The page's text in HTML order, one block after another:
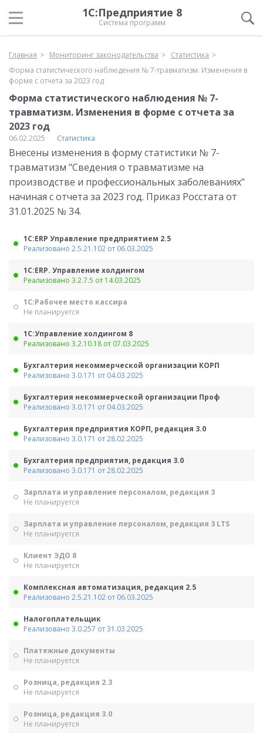
1С:Предприятие 8
Система программ
Главная Мониторинг законодательства
Статистика
Форма статистического наблюдения № 7-травматизм. Изменения в
форме с отчета за 2023 год
Форма статистического наблюдения № 7-
травматизм. Изменения в форме с отчета за
2023 год
06.02.2025 Статистика
Внесены изменения в форму статистики № 7-
травматизм "Сведения о травматизме на
производстве и профессиональных заболеваниях"
начиная с отчета за 2023 год. Приказ Росстата от
31.01.2025 № 34.
1С:ERP Управление предприятием 2.5
Реализовано 2.5.21.102 от 06.03.2025
1С:ERP. Управление холдингом
Реализовано 3.2.7.5 от 14.03.2025
1С:Рабочее место кассира
Не планируется
1С:Управление холдингом 8
Реализовано 3.2.10.18 от 07.03.2025
Бухгалтерия некоммерческой организации КОРП
Реализовано 3.0.171 от 04.03.2025
Бухгалтерия некоммерческой организации Проф
Реализовано 3.0.171 от 04.03.2025
Бухгалтерия предприятия КОРП, редакция 3.0
Реализовано 3.0.171 от 28.02.2025
Бухгалтерия предприятия, редакция 3.0
Реализовано 3.0.171 от 28.02.2025
Зарплата и управление персоналом, редакция 3
Не планируется
Зарплата и управление персоналом, редакция 3 LTS
Не планируется
Клиент ЭДО 8
Не планируется
Комплексная автоматизация, редакция 2.5
Реализовано 2.5.21.102 от 06.03.2025
Налогоплательщик
Реализовано 3.0.257 от 31.03.2025
Платежные документы
Не планируется
Розница, редакция 2.3
Не планируется
Розница, редакция 3.0
Не планируется